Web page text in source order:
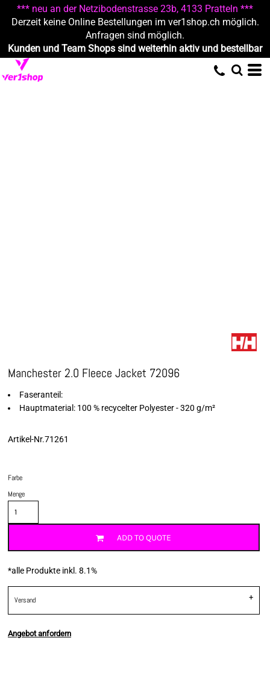
*** neu an der Netzibodenstrasse 23b, 4133 Pratteln ***
Derzeit keine Online Bestellungen im ver1shop.ch möglich.
Anfragen sind möglich.
Kunden und Team Shops sind weiterhin aktiv und bestellbar
Manchester 2.0 Fleece Jacket 72096
Faseranteil:
Hauptmaterial: 100 % recycelter Polyester - 320 g/m²
Artikel-Nr.71261
Farbe
Menge
ADD TO QUOTE
*alle Produkte inkl. 8.1%
Versand
Angebot anfordern